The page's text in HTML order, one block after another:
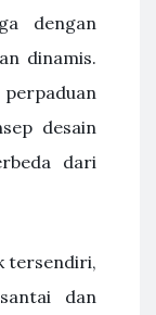
dengan
dinamis.
desain
dari
tersendiri,
dan